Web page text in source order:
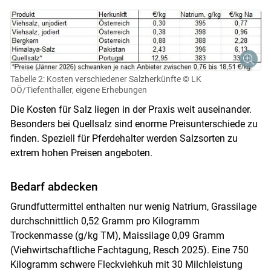
Tabelle 2: Kosten verschiedener Salzherkünfte © LK
OÖ/Tiefenthaller, eigene Erhebungen
Die Kosten für Salz liegen in der Praxis weit auseinander.
Besonders bei Quellsalz sind enorme Preisunterschiede zu
finden. Speziell für Pferdehalter werden Salzsorten zu
extrem hohen Preisen angeboten.
Bedarf abdecken
Grundfuttermittel enthalten nur wenig Natrium, Grassilage
durchschnittlich 0,52 Gramm pro Kilogramm
Trockenmasse (g/kg TM), Maissilage 0,09 Gramm
(Viehwirtschaftliche Fachtagung, Resch 2025). Eine 750
Kilogramm schwere Fleckviehkuh mit 30 Milchleistung